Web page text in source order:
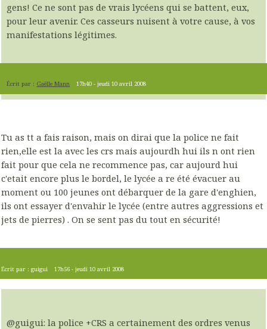
gens! Ce ne sont pas de vrais lycéens qui se battent, eux,
pour leur avenir. Ces casseurs nuisent à votre cause, à vos
manifestations légitimes.
Écrit par : Gaëlle Mann 17h40 -jeudi 10 avril 2008
Tu as tt a fais raison, mais on dirai que la police ne fait
rien,elle est la avec les crs mais aujourdh hui ils n ont rien
fait pour que cela ne recommence pas, car aujourd hui
c'etait encore plus le bordel, le lycée a re été évacuer au
moment ou 100 jeunes ont débarquer de la gare d'enghien,
ils ont essayer d'envahir le lycée (entre autres aggressions et
jets de pierres) . On se sent pas du tout en sécurité!
Écrit par : guigui 17h56 -jeudi 10 avril 2008
@guigui: la police +CRS a certainement des ordres venus